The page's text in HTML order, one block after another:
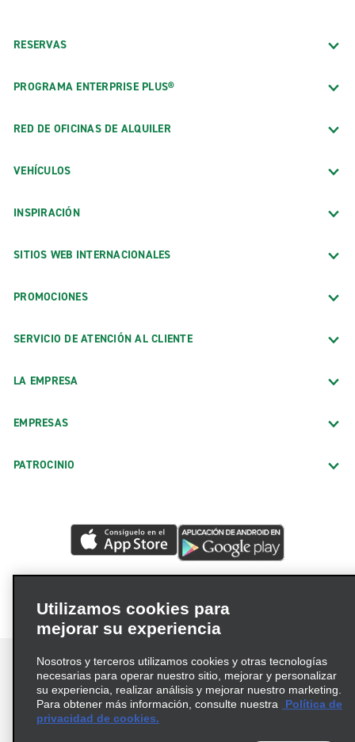
RESERVAS
PROGRAMA ENTERPRISE PLUS®
RED DE OFICINAS DE ALQUILER
VEHÍCULOS
INSPIRACIÓN
SITIOS WEB INTERNACIONALES
PROMOCIONES
SERVICIO DE ATENCIÓN AL CLIENTE
LA EMPRESA
EMPRESAS
PATROCINIO
Términos de uso
Política de privacidad
Utilizamos cookies para
mejorar su experiencia
Nosotros y terceros utilizamos cookies y otras tecnologías
necesarias para operar nuestro sitio, mejorar y personalizar
su experiencia, realizar análisis y mejorar nuestro marketing.
Para obtener más información, consulte nuestra
Política de
privacidad de cookies.